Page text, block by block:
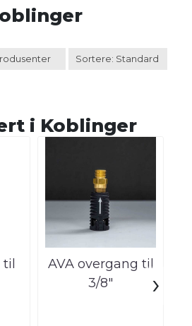
i Koblinger
AVA overgang til
3/8″
›